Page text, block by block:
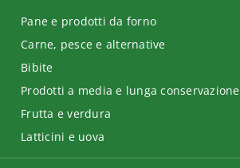
Pane e prodotti da forno
Carne, pesce e alternative
Bibite
Prodotti a media e lunga conservazione
Frutta e verdura
Latticini e uova